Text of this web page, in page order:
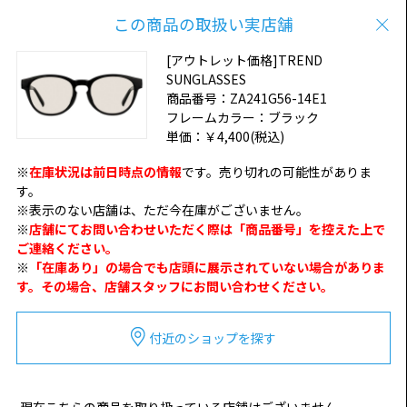
この商品の取扱い実店舗
[アウトレット価格]TREND
SUNGLASSES
商品番号： ZA241G56-14E1
フレームカラー： ブラック
単価： ￥4,400(税込)
※在庫状況は前日時点の情報です。売り切れの可能性がありま
す。
※表示のない店舗は、ただ今在庫がございません。
※店舗にてお問い合わせいただく際は「商品番号」を控えた上で
ご連絡ください。
※ 「在庫あり」の場合でも店頭に展示されていない場合がありま
す。その場合、店舗スタッフにお問い合わせください。
付近のショップを探す